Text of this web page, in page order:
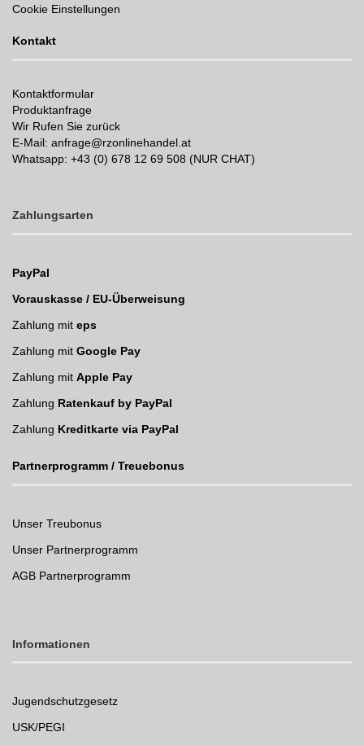
Cookie Einstellungen
Kontakt
Kontaktformular
Produktanfrage
Wir Rufen Sie zurück
E-Mail: anfrage@rzonlinehandel.at
Whatsapp: +43 (0) 678 12 69 508 (NUR CHAT)
Zahlungsarten
PayPal
Vorauskasse / EU-Überweisung
Zahlung mit eps
Zahlung mit Google Pay
Zahlung mit Apple Pay
Zahlung Ratenkauf by PayPal
Zahlung Kreditkarte via PayPal
Partnerprogramm / Treuebonus
Unser Treubonus
Unser Partnerprogramm
AGB Partnerprogramm
Informationen
Jugendschutzgesetz
USK/PEGI